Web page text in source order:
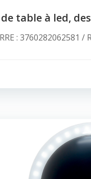
table à led,
: 3760282062581 /